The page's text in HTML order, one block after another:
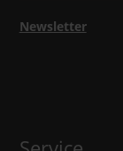
Newsletter